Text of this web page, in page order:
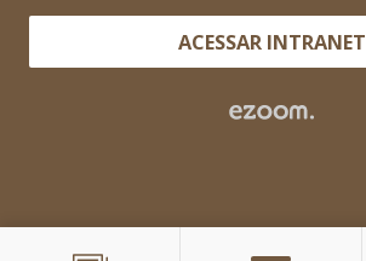
ACESSAR INTRANET